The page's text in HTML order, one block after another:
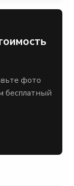
фото
бесплатный